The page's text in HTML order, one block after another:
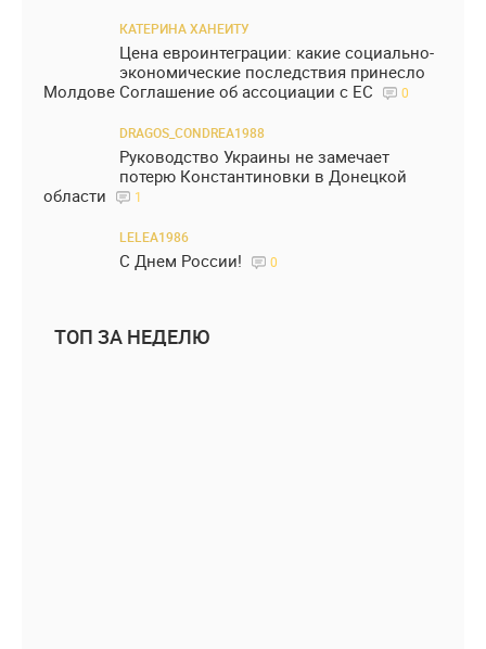
КАТЕРИНА ХАНЕИТУ
Цена евроинтеграции: какие социально-
экономические последствия принесло
Молдове Соглашение об ассоциации с ЕС
0
DRAGOS_CONDREA1988
Руководство Украины не замечает
потерю Константиновки в Донецкой
области
1
LELEA1986
С Днем России! 0
ТОП ЗА НЕДЕЛЮ